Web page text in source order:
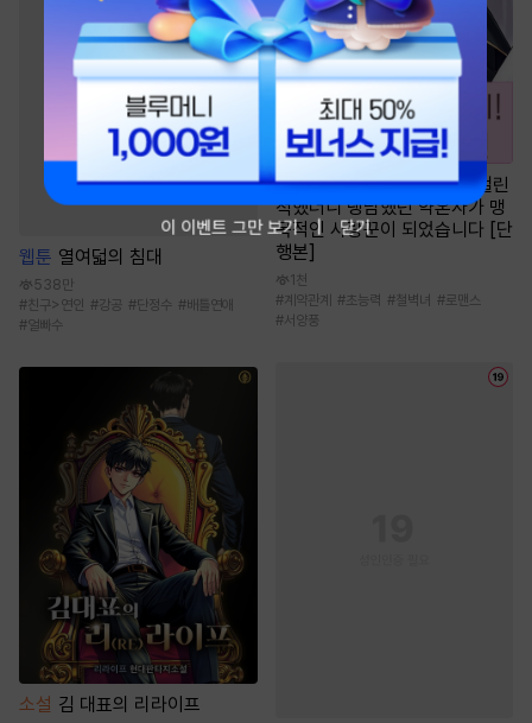
웹툰 열여덟의 침대
538만
#친구>연인 #강공 #단정수 #배틀연애
#얼빠수
소설 김 대표의 리라이프
만화 [일권만] 매료 마법에 걸린
척했더니 냉담했던 약혼자가 맹
목적인 사랑꾼이 되었습니다 [단
행본]
1천
#계약관계 #초능력 #철벽녀 #로맨스
#서양풍
이 이벤트 그만 보기 닫기